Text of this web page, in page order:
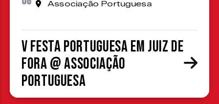
Associação Portuguesa
V Festa Portuguesa em Juiz de
Fora @ Associação
Portuguesa